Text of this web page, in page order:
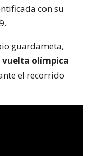
con su
guardameta,
vuelta olímpica
el recorrido